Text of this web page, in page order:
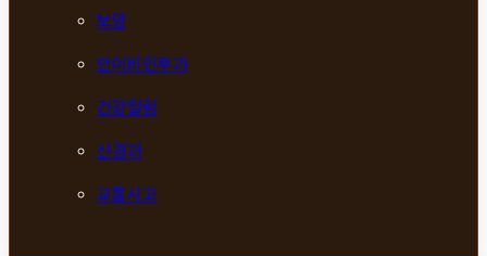
보양
안이비인후과
건강칼럼
신경과
교통사고